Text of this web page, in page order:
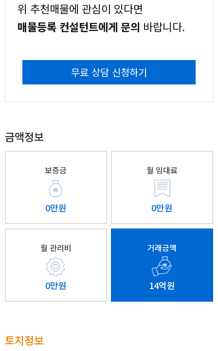
위 추천매물에 관심이 있다면
매물등록 컨설턴트에게 문의 바랍니다.
무료 상담 신청하기
금액정보
보증금
0만원
월 임대료
0만원
월 관리비
0만원
거래금액
14억원
토지정보